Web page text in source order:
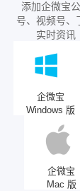
添加企微宝
号、视频号、
实时资讯
企微宝
Windows 版
企微宝
Mac 版